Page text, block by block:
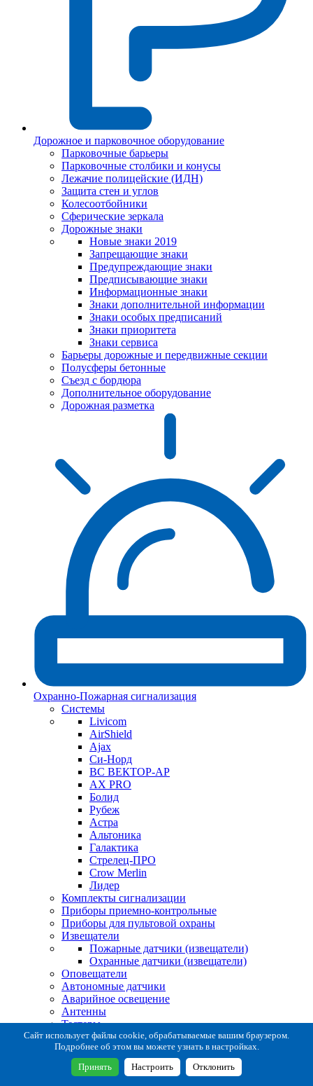
Дорожное и парковочное оборудование
Парковочные барьеры
Парковочные столбики и конусы
Лежачие полицейские (ИДН)
Защита стен и углов
Колесоотбойники
Сферические зеркала
Дорожные знаки
Новые знаки 2019
Запрещающие знаки
Предупреждающие знаки
Предписывающие знаки
Информационные знаки
Знаки дополнительной информации
Знаки особых предписаний
Знаки приоритета
Знаки сервиса
Барьеры дорожные и передвижные секции
Полусферы бетонные
Съезд с бордюра
Дополнительное оборудование
Дорожная разметка
Охранно-Пожарная сигнализация
Системы
Livicom
AirShield
Ajax
Си-Норд
ВС ВЕКТОР-АР
AX PRO
Болид
Рубеж
Астра
Альтоника
Галактика
Стрелец-ПРО
Crow Merlin
Лидер
Комплекты сигнализации
Приборы приемно-контрольные
Приборы для пультовой охраны
Извещатели
Пожарные датчики (извещатели)
Охранные датчики (извещатели)
Оповещатели
Автономные датчики
Аварийное освещение
Антенны
Тестеры
Система сбора извещений
Расходные и монтажные материалы
Коробки коммутационные
Кронштейны для извещателей
Сайт использует файлы cookie, обрабатываемые вашим браузером.
Подробнее об этом вы можете узнать в настройках.
Принять Настроить Отклонить